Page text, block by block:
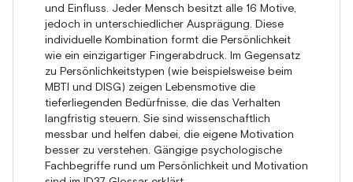
und Einfluss. Jeder Mensch besitzt alle 16 Motive,
jedoch in unterschiedlicher Ausprägung. Diese
individuelle Kombination formt die Persönlichkeit
wie ein einzigartiger Fingerabdruck. Im Gegensatz
zu Persönlichkeitstypen (wie beispielsweise beim
MBTI und DISG) zeigen Lebensmotive die
tieferliegenden Bedürfnisse, die das Verhalten
langfristig steuern. Sie sind wissenschaftlich
messbar und helfen dabei, die eigene Motivation
besser zu verstehen. Gängige psychologische
Fachbegriffe rund um Persönlichkeit und Motivation